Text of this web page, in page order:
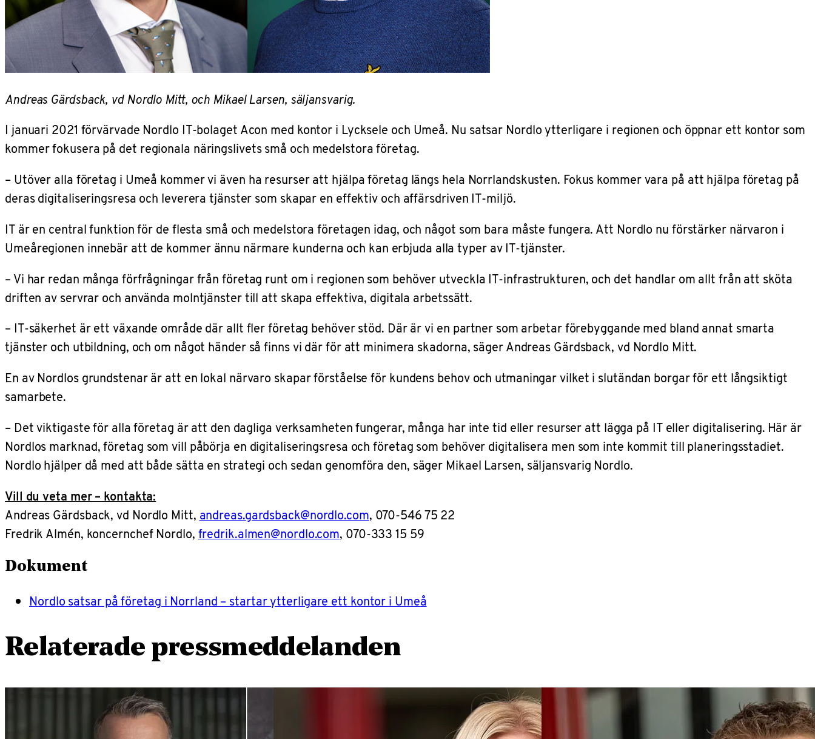
Andreas Gärdsback, vd Nordlo Mitt, och Mikael Larsen, säljansvarig.
I januari 2021 förvärvade Nordlo IT-bolaget Acon med kontor i Lycksele och Umeå. Nu satsar Nordlo ytterligare i regionen och öppnar ett kontor som
kommer fokusera på det regionala näringslivets små och medelstora företag.
– Utöver alla företag i Umeå kommer vi även ha resurser att hjälpa företag längs hela Norrlandskusten. Fokus kommer vara på att hjälpa företag på
deras digitaliseringsresa och leverera tjänster som skapar en effektiv och affärsdriven IT-miljö.
ITär en central funktion för de flesta små och medelstora företagen idag, och något som bara måste fungera. Att Nordlo nu förstärker närvaron i
Umeåregionen innebär att de kommer ännu närmare kunderna och kan erbjuda alla typer av IT-tjänster.
– Vi har redan många förfrågningar från företag runt om i regionen som behöver utveckla IT-infrastrukturen, och det handlar om allt från att sköta
driften av servrar och använda molntjänster till att skapa effektiva, digitala arbetssätt.
– IT-säkerhet är ett växande område där allt fler företag behöver stöd. Där är vi en partner som arbetar förebyggande med bland annat smarta
tjänster och utbildning, och om något händer så finns vi där för att minimera skadorna, säger Andreas Gärdsback, vd Nordlo Mitt.
En av Nordlos grundstenar är att en lokal närvaro skapar förståelse för kundens behov och utmaningar vilket i slutändan borgar för ett långsiktigt
samarbete.
– Det viktigaste för alla företag är att den dagliga verksamheten fungerar, många har inte tid eller resurser att lägga på IT eller digitalisering. Här är
Nordlos marknad, företag som vill påbörja en digitaliseringsresa och företag som behöver digitalisera men som inte kommit till planeringsstadiet.
Nordlo hjälper då med att både sätta en strategi och sedan genomföra den, säger Mikael Larsen, säljansvarig Nordlo.
Vill du veta mer – kontakta:
Andreas Gärdsback, vd Nordlo Mitt, andreas.gardsback@nordlo.com, 070-546 75 22
Fredrik Almén, koncernchef Nordlo, fredrik.almen@nordlo.com, 070-333 15 59
Dokument
Nordlo satsar på företag i Norrland – startar ytterligare ett kontor i Umeå
Relaterade pressmeddelanden